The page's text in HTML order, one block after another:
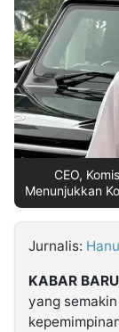
Follow
Kabarbaru
Kabarbaru.co
2026
CEO,
Menunjukkan
Jurnalis:
KABAR
yang